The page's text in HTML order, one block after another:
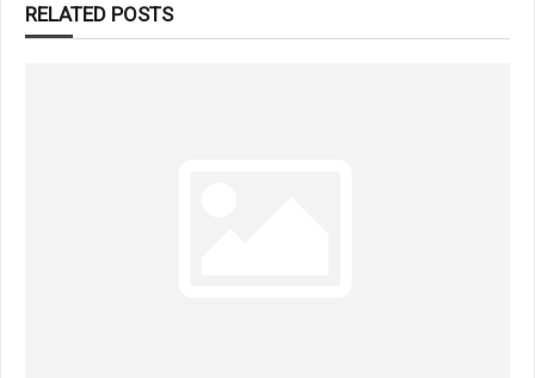
RELATED POSTS